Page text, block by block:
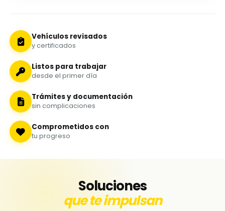
Vehículos revisados
y certificados
Listos para trabajar
desde el primer día
Trámites y documentación
sin complicaciones
Comprometidos con
tu progreso
Soluciones
que te impulsan